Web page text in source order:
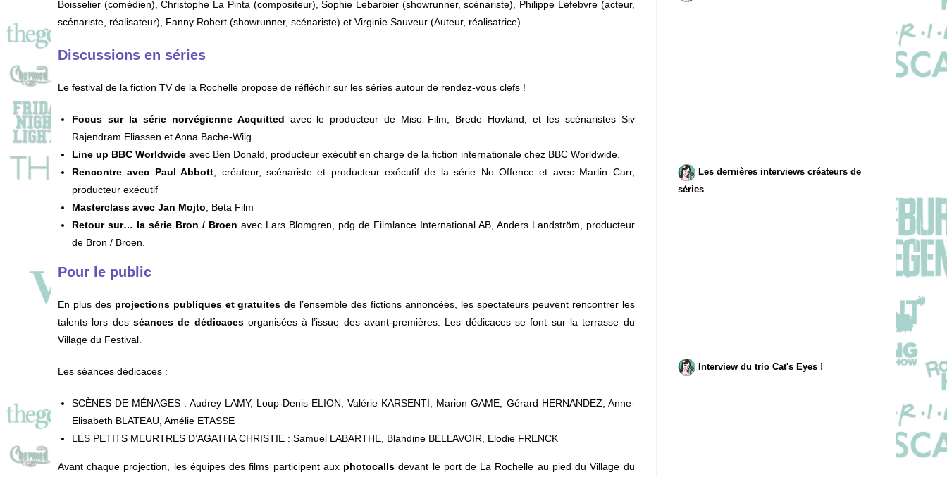
Boisselier (comédien), Christophe La Pinta (compositeur), Sophie Lebarbier (showrunner, scénariste), Philippe Lefebvre (acteur,
scénariste, réalisateur), Fanny Robert (showrunner, scénariste) et Virginie Sauveur (Auteur, réalisatrice).
Discussions en séries
Le festival de la fiction TV de la Rochelle propose de réfléchir sur les séries autour de rendez-vous clefs !
Focus sur la série norvégienne Acquitted avec le producteur de Miso Film, Brede Hovland, et les scénaristes Siv
Rajendram Eliassen et Anna Bache-Wiig
Line up BBC Worldwide avec Ben Donald, producteur exécutif en charge de la fiction internationale chez BBC Worldwide.
Rencontre avec Paul Abbott , créateur, scénariste et producteur exécutif de la série No Offence et avec Martin Carr,
producteur exécutif
Masterclass avec Jan Mojto , Beta Film
Retour sur… la série Bron / Broen avec Lars Blomgren, pdg de Filmlance International AB, Anders Landström, producteur
de Bron / Broen.
Pour le public
En plus des projections publiques et gratuites de l’ensemble des fictions annoncées, les spectateurs peuvent rencontrer les
talents lors des séances de dédicacesorganisées à l’issue des avant-premières. Les dédicaces se font sur la terrasse du
Village du Festival.
Les séances dédicaces :
SCÈNES DE MÉNAGES : Audrey LAMY, Loup-Denis ELION, Valérie KARSENTI, Marion GAME, Gérard HERNANDEZ, Anne-
Elisabeth BLATEAU, Amélie ETASSE
LES PETITS MEURTRES D’AGATHA CHRISTIE : Samuel LABARTHE, Blandine BELLAVOIR, Elodie FRENCK
Avant chaque projection, les équipes des films participent aux photocalls devant le port de La Rochelle au pied du Village du
Les dernières interviews créateurs de
séries
Interview du trio Cat's Eyes !